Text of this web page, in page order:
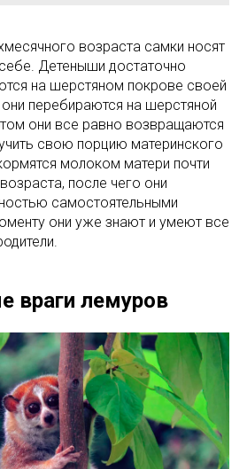
возраста самки носят
Детеныши достаточно
на шерстяном покрове своей
они перебираются на шерстяной
они все равно возвращаются
свою порцию материнского
молоком матери почти
после чего они
самостоятельными
они уже знают и умеют все
враги лемуров